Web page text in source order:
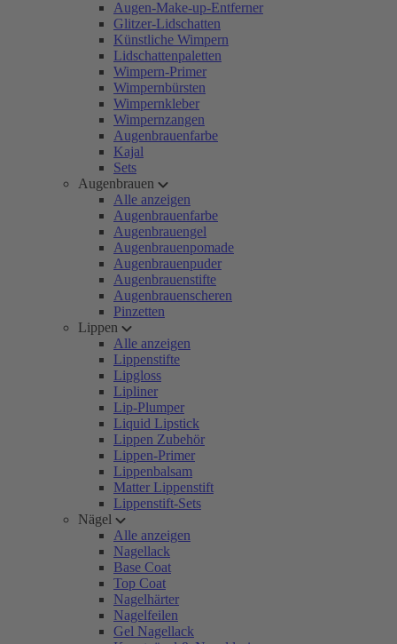
Augen-Make-up-Entferner
Glitzer-Lidschatten
Künstliche Wimpern
Lidschattenpaletten
Wimpern-Primer
Wimpernbürsten
Wimpernkleber
Wimpernzangen
Augenbrauenfarbe
Kajal
Sets
Augenbrauen
Alle anzeigen
Augenbrauenfarbe
Augenbrauengel
Augenbrauenpomade
Augenbrauenpuder
Augenbrauenstifte
Augenbrauenscheren
Pinzetten
Lippen
Alle anzeigen
Lippenstifte
Lipgloss
Lipliner
Lip-Plumper
Liquid Lipstick
Lippen Zubehör
Lippen-Primer
Lippenbalsam
Matter Lippenstift
Lippenstift-Sets
Nägel
Alle anzeigen
Nagellack
Base Coat
Top Coat
Nagelhärter
Nagelfeilen
Gel Nagellack